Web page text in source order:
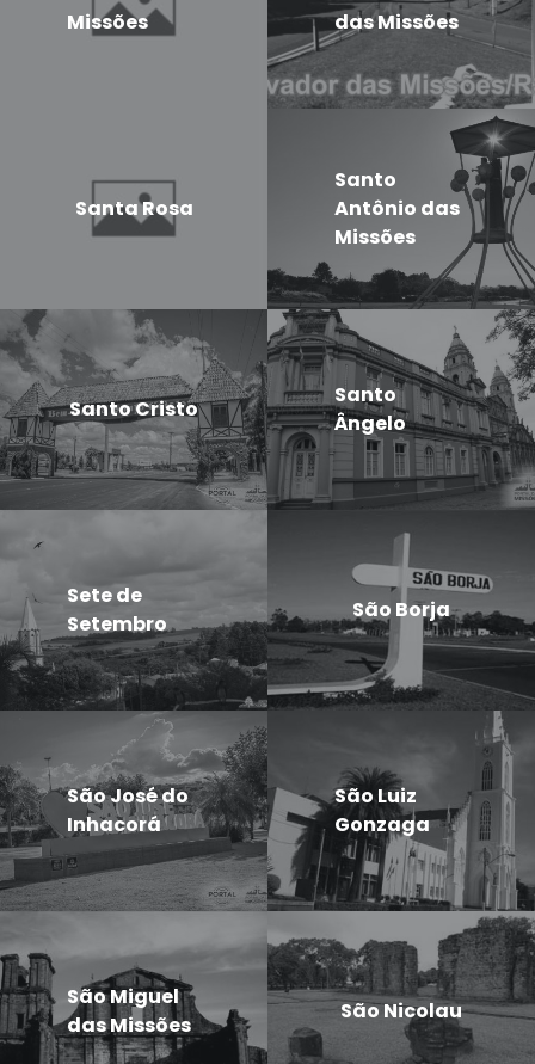
Missões
das Missões
Santa Rosa
Santo
Antônio das
Missões
Santo Cristo
Santo
Ângelo
Sete de
Setembro
São Borja
São José do
Inhacorá
São Luiz
Gonzaga
São Miguel
das Missões
São Nicolau